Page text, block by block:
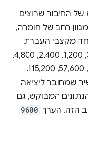
החיבור שרוצים
רחב של חומרה,
מקצבי העברת
הנתונים הנפוצים, כמו 110,‏ 300,‏ 1,200,‏ 2,400,‏ 4,800,‏
9,600,‏ 14,400,‏ 19,200,‏ 38,400,‏ 57,600,‏ 115,200.
שמחובר ליציאה
המבוקש, גם
הזה. הערך 9600